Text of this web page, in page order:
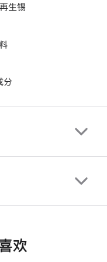
生锡
分
欢